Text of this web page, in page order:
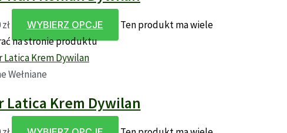
WYBIERZ OPCJE
Ten produkt ma wiele
na stronie produktu
Wełniane
Latica Krem Dywilan